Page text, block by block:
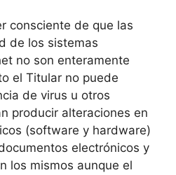
consciente de que las
de los sistemas
no son enteramente
el Titular no puede
de virus u otros
producir alteraciones en
(software y hardware)
electrónicos y
los mismos aunque el